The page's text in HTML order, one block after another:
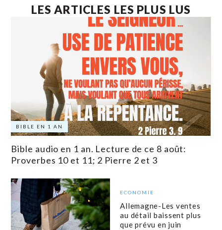
LES ARTICLES LES PLUS LUS
BIBLE EN 1 AN
Bible audio en 1 an. Lecture de ce 8 août:
Proverbes 10 et 11; 2 Pierre 2 et 3
ECONOMIE
Allemagne-Les ventes
au détail baissent plus
que prévu en juin